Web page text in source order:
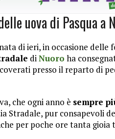
uova di Pasqua a
di ieri, in occasione delle
diNuoro ha
presso il reparto di
che ogni anno è sempre
Stradale, pur consapevoli
per poche ore tanta gioia